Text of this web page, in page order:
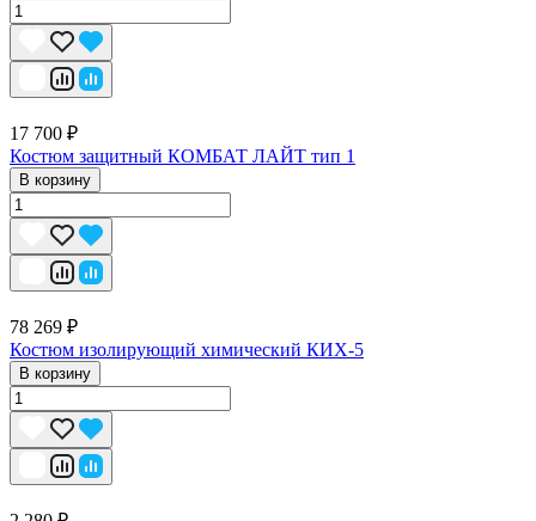
17 700 ₽
Костюм защитный КОМБАТ ЛАЙТ тип 1
В корзину
78 269 ₽
Костюм изолирующий химический КИХ-5
В корзину